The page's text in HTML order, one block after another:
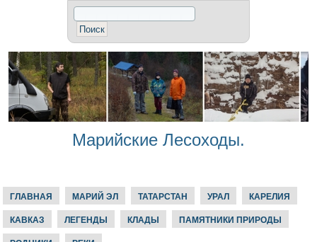
Марийские Лесоходы.
ГЛАВНАЯ МАРИЙ ЭЛ ТАТАРСТАН УРАЛ КАРЕЛИЯ
КАВКАЗ ЛЕГЕНДЫ КЛАДЫ ПАМЯТНИКИ ПРИРОДЫ